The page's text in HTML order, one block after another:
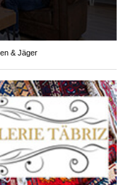
& Jäger